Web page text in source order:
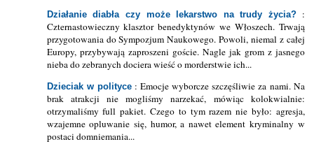
Działanie diabła czy może lekarstwo na trudy życia? :
Czternastowieczny klasztor benedyktynów we Włoszech. Trwają
przygotowania do Sympozjum Naukowego. Powoli, niemal z całej
Europy, przybywają zaproszeni goście. Nagle jak grom z jasnego
nieba do zebranych dociera wieść o morderstwie ich...
Dzieciak w polityce: Emocje wyborcze szczęśliwie za nami. Na
brak atrakcji nie mogliśmy narzekać, mówiąc kolokwialnie:
otrzymaliśmy full pakiet. Czego to tym razem nie było: agresja,
wzajemne opluwanie się, humor, a nawet element kryminalny w
postaci domniemania...